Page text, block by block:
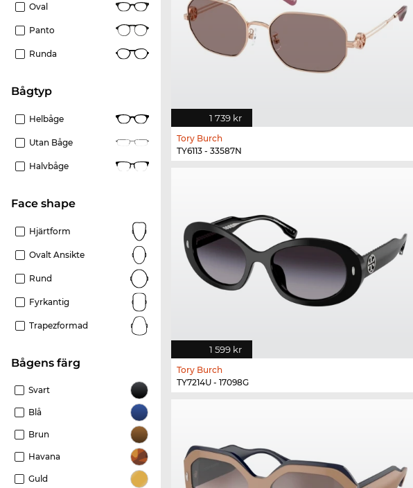
Oval
Panto
Runda
Bågtyp
Helbåge
Utan Båge
Halvbåge
Face shape
Hjärtform
Ovalt Ansikte
Rund
Fyrkantig
Trapezformad
Bågens färg
Svart
Blå
Brun
Havana
Guld
1 739 kr
Tory Burch
TY6113 - 33587N
1 599 kr
Tory Burch
TY7214U - 17098G